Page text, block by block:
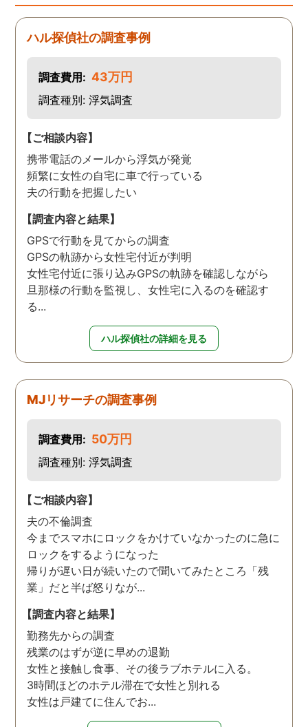
ハル探偵社の調査事例
調査費用: 43万円
調査種別: 浮気調査
【ご相談内容】
携帯電話のメールから浮気が発覚
頻繁に女性の自宅に車で行っている
夫の行動を把握したい
【調査内容と結果】
GPSで行動を見てからの調査
GPSの軌跡から女性宅付近が判明
女性宅付近に張り込みGPSの軌跡を確認しながら
旦那様の行動を監視し、女性宅に入るのを確認す
る...
ハル探偵社の詳細を見る
MJリサーチの調査事例
調査費用: 50万円
調査種別: 浮気調査
【ご相談内容】
夫の不倫調査
今までスマホにロックをかけていなかったのに急に
ロックをするようになった
帰りが遅い日が続いたので聞いてみたところ「残
業」だと半ば怒りなが...
【調査内容と結果】
勤務先からの調査
残業のはずが逆に早めの退勤
女性と接触し食事、その後ラブホテルに入る。
3時間ほどのホテル滞在で女性と別れる
女性は戸建てに住んでお...